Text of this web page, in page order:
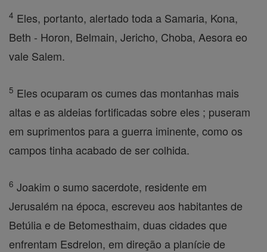
4 Eles, portanto, alertado toda a Samaria, Kona,
Beth - Horon, Belmain, Jericho, Choba, Aesora eo
vale Salem.
5 Eles ocuparam os cumes das montanhas mais
altas e as aldeias fortificadas sobre eles ; puseram
em suprimentos para a guerra iminente, como os
campos tinha acabado de ser colhida.
6 Joakim o sumo sacerdote, residente em
Jerusalém na época, escreveu aos habitantes de
Betúlia e de Betomesthaim, duas cidades que
enfrentam Esdrelon, em direção a planície de